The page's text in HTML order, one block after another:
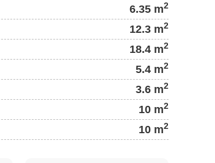
6.35 m2
12.3 m2
18.4 m2
5.4 m2
3.6 m2
10 m2
10 m2